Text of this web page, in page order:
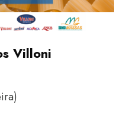
Villoni